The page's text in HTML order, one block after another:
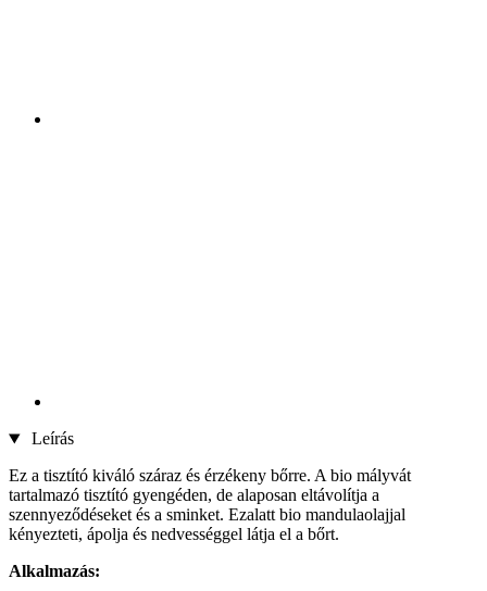
Leírás
Ez a tisztító kiváló száraz és érzékeny bőrre. A bio mályvát
tartalmazó tisztító gyengéden, de alaposan eltávolítja a
szennyeződéseket és a sminket. Ezalatt bio mandulaolajjal
kényezteti, ápolja és nedvességgel látja el a bőrt.
Alkalmazás: